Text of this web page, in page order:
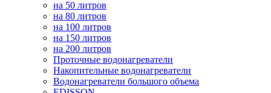
на 50 литров
на 80 литров
на 100 литров
на 150 литров
на 200 литров
Проточные водонагреватели
Накопительные водонагреватели
Водонагреватели большого объема